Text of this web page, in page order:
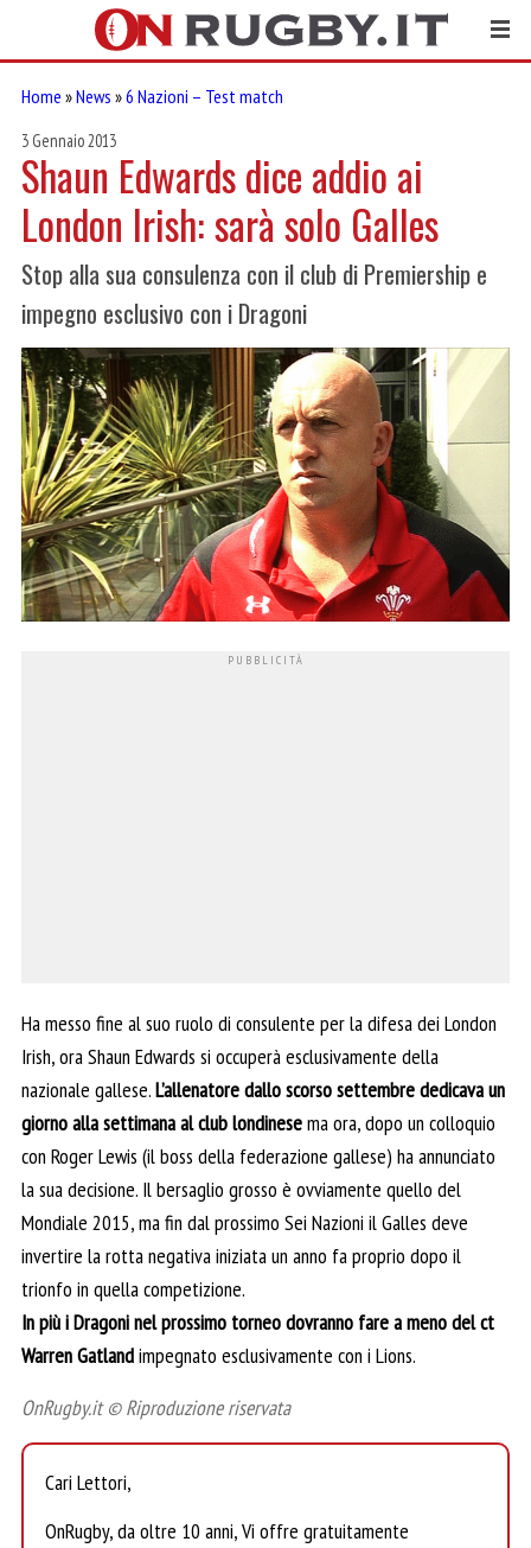
Home »News »6 Nazioni – Test match
3 Gennaio 2013
Shaun Edwards dice addio ai
London Irish: sarà solo Galles
Stop alla sua consulenza con il club di Premiership e
impegno esclusivo con i Dragoni
Ha messo fine al suo ruolo di consulente per la difesa dei London
Irish, ora Shaun Edwards si occuperà esclusivamente della
nazionale gallese.L’allenatore dallo scorso settembre dedicava un
giorno alla settimana al club londinesema ora, dopo un colloquio
con Roger Lewis (il boss della federazione gallese) ha annunciato
la sua decisione. Il bersaglio grosso è ovviamente quello del
Mondiale 2015, ma fin dal prossimo Sei Nazioni il Galles deve
invertire la rotta negativa iniziata un anno fa proprio dopo il
trionfo in quella competizione.
In più i Dragoni nel prossimo torneo dovranno fare a meno del ct
Warren Gatlandimpegnato esclusivamente con i Lions.
OnRugby.it © Riproduzione riservata
Cari Lettori,
OnRugby, da oltre 10 anni, Vi offre gratuitamente